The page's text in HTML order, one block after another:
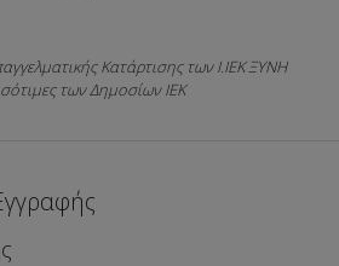
Κατάρτισης των Ι.ΙΕΚ ΞΥΝΗ
των Δημοσίων ΙΕΚ